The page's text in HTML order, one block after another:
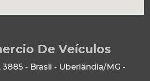
De Veículos
- Brasil - Uberlândia/MG -